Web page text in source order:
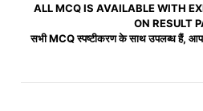
ALL MCQ IS AVAILABLE WITH
ON RESULT
सभी MCQ स्पष्टीकरण के साथ उपलब्ध हैं, आप